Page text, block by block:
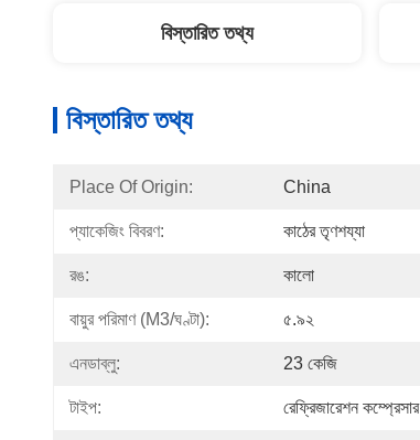
বিস্তারিত তথ্য
বিস্তারিত তথ্য
Place Of Origin: China
প্যাকেজিং বিবরণ: কাঠের তৃণশয্যা
রঙ: কালো
বায়ুর পরিমাণ (m3/ঘণ্টা): ৫.৯২
এনডাব্লু: 23 কেজি
টাইপ: রেফ্রিজারেশন কম্প্রেসার